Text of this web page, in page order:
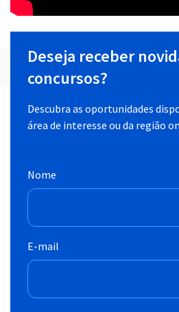
Deseja receber
concursos?
Descubra as oportunidades
área de interesse ou da região
Nome
E-mail